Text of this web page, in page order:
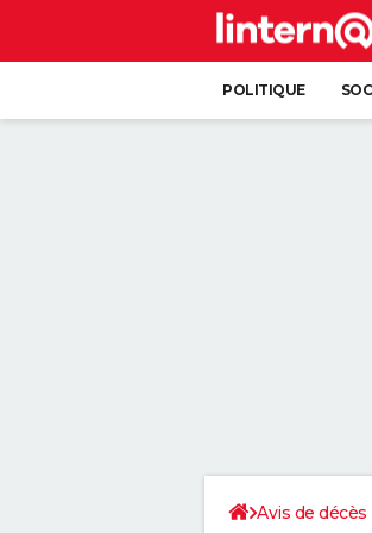
POLITIQUE
Avis de décès